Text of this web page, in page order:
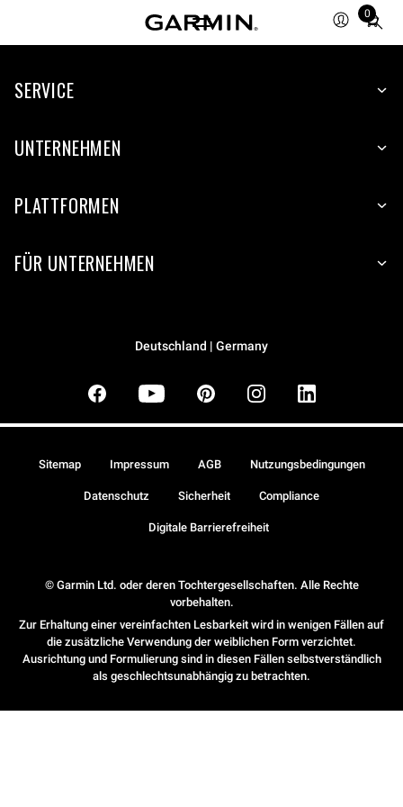
0
Total
items
cart:
SERVICE
UNTERNEHMEN
PLATTFORMEN
FÜR UNTERNEHMEN
Deutschland | Germany
© Garmin Ltd. oder deren Tochtergesellschaften. Alle Rechte
vorbehalten.
Zur Erhaltung einer vereinfachten Lesbarkeit wird in wenigen Fällen auf
die zusätzliche Verwendung der weiblichen Form verzichtet.
Ausrichtung und Formulierung sind in diesen Fällen selbstverständlich
als geschlechtsunabhängig zu betrachten.
Sitemap Impressum AGB Nutzungsbedingungen
Datenschutz Sicherheit Compliance
Digitale Barrierefreiheit